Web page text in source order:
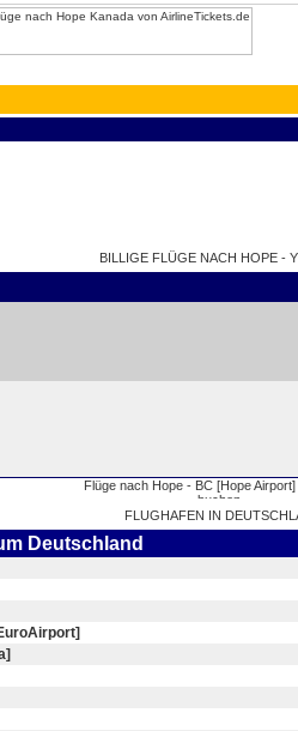
BILLIGE FLÜGE NACH HOPE -
FLUGHAFEN IN
Deutschland